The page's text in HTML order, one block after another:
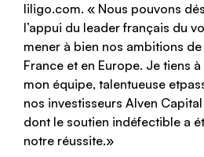
liligo.com. « Nous pouvons
l’appui du leader français du
mener à bien nos ambitions
France et en Europe. Je tiens
mon équipe, talentueuse
nos investisseurs Alven
dont le soutien indéfectible a
notre réussite.»